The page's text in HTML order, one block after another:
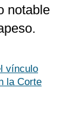
notable
vínculo
la Corte